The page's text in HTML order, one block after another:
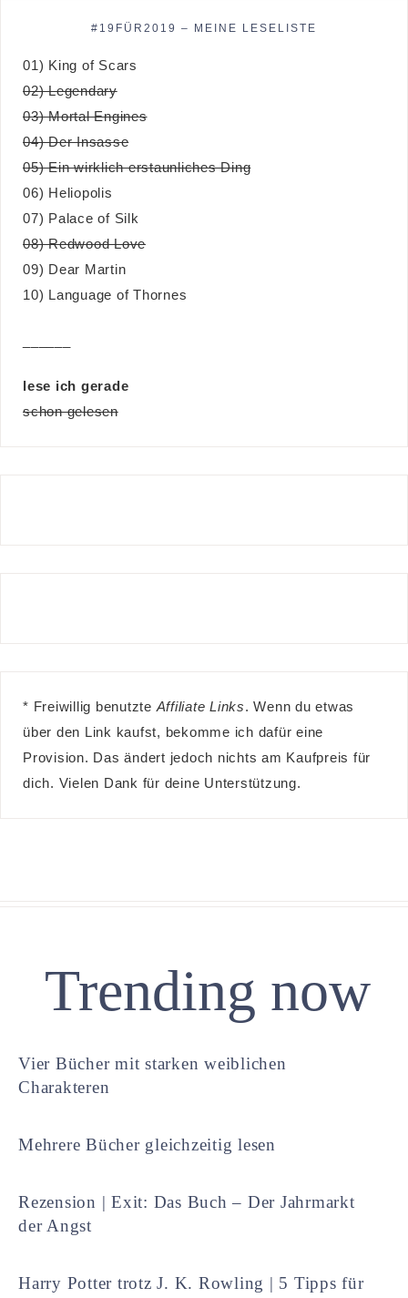
#19FÜR2019 – MEINE LESELISTE
01) King of Scars
02) Legendary
03) Mortal Engines
04) Der Insasse
05) Ein wirklich erstaunliches Ding
06) Heliopolis
07) Palace of Silk
08) Redwood Love
09) Dear Martin
10) Language of Thornes
lese ich gerade
schon gelesen
* Freiwillig benutzte Affiliate Links. Wenn du etwas
über den Link kaufst, bekomme ich dafür eine
Provision. Das ändert jedoch nichts am Kaufpreis für
dich. Vielen Dank für deine Unterstützung.
Trending now
Vier Bücher mit starken weiblichen
Charakteren
Mehrere Bücher gleichzeitig lesen
Rezension | Exit: Das Buch – Der Jahrmarkt
der Angst
Harry Potter trotz J. K. Rowling | 5 Tipps für